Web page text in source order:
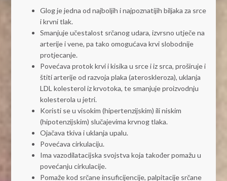
Glog je jedna od najboljih i najpoznatijih biljaka za srce
i krvni tlak.
Smanjuje učestalost srčanog udara, izvrsno utječe na
arterije i vene, pa tako omogućava krvi slobodnije
protjecanje.
Povećava protok krvi i kisika u srce i iz srca, proširuje i
štiti arterije od razvoja plaka (ateroskleroza), uklanja
LDL kolesterol iz krvotoka, te smanjuje proizvodnju
kolesterola u jetri.
Koristi se u visokim (hipertenzijskim) ili niskim
(hipotenzijskim) slučajevima krvnog tlaka.
Ojačava tkiva i uklanja upalu.
Povećava cirkulaciju.
Ima vazodilatacijska svojstva koja također pomažu u
povećanju cirkulacije.
Pomaže kod srčane insuficijencije, palpitacije srčane